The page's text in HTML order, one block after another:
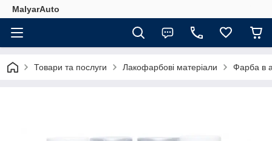
MalyarAuto
Товари та послуги Лакофарбові матеріали Фарба в